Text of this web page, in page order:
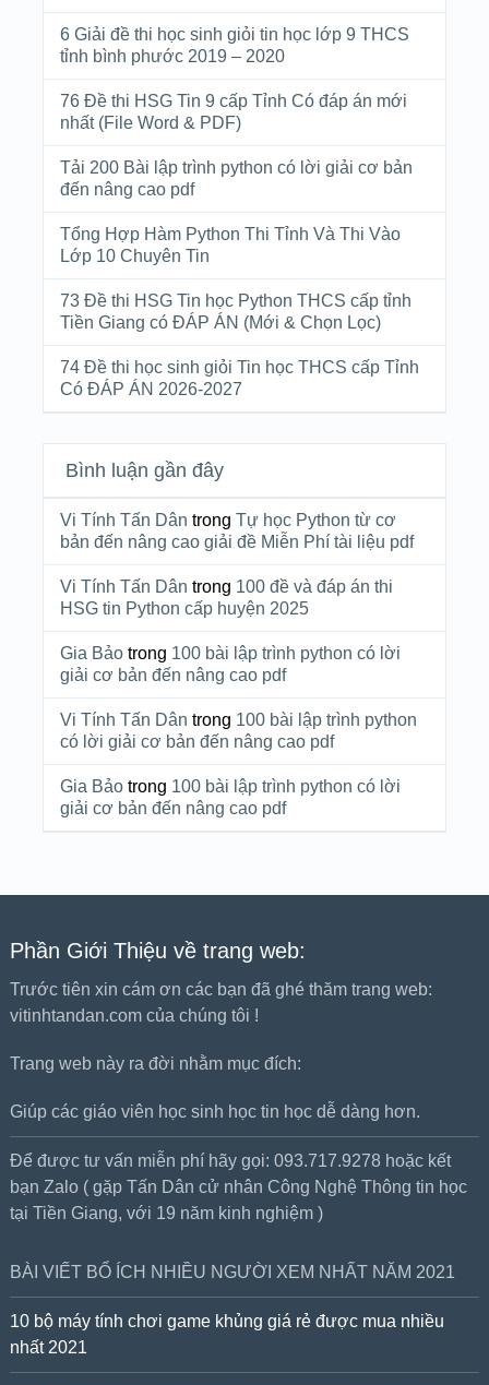
6 Giải đề thi học sinh giỏi tin học lớp 9 THCS
tỉnh bình phước 2019 – 2020
76 Đề thi HSG Tin 9 cấp Tỉnh Có đáp án mới
nhất (File Word & PDF)
Tải 200 Bài lập trình python có lời giải cơ bản
đến nâng cao pdf
Tổng Hợp Hàm Python Thi Tỉnh Và Thi Vào
Lớp 10 Chuyên Tin
73 Đề thi HSG Tin học Python THCS cấp tỉnh
Tiền Giang có ĐÁP ÁN (Mới & Chọn Lọc)
74 Đề thi học sinh giỏi Tin học THCS cấp Tỉnh
Có ĐÁP ÁN 2026-2027
Bình luận gần đây
Vi Tính Tấn Dân trong Tự học Python từ cơ
bản đến nâng cao giải đề Miễn Phí tài liệu pdf
Vi Tính Tấn Dân trong 100 đề và đáp án thi
HSG tin Python cấp huyện 2025
Gia Bảotrong 100 bài lập trình python có lời
giải cơ bản đến nâng cao pdf
Vi Tính Tấn Dân trong 100 bài lập trình python
có lời giải cơ bản đến nâng cao pdf
Gia Bảotrong 100 bài lập trình python có lời
giải cơ bản đến nâng cao pdf
Phần Giới Thiệu về trang web:
Trước tiên xin cám ơn các bạn đã ghé thăm trang web:
vitinhtandan.com của chúng tôi !
Trang web này ra đời nhằm mục đích:
Giúp các giáo viên học sinh học tin học dễ dàng hơn.
Để được tư vấn miễn phí hãy gọi: 093.717.9278 hoặc kết
bạn Zalo ( gặp Tấn Dân cử nhân Công Nghệ Thông tin học
tại Tiền Giang, với 19 năm kinh nghiệm )
BÀI VIẾT BỔ ÍCH NHIỀU NGƯỜI XEM NHẤT NĂM 2021
10 bộ máy tính chơi game khủng giá rẻ được mua nhiều
nhất 2021